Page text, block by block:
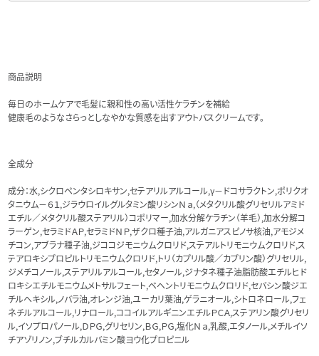
商品説明
毎日のホームケアで毛髪に親和性の高い活性ケラチンを補給
健康毛のようなさらっとしなやかな質感を出すアウトバスクリームです。
全成分
成分：水,シクロペンタシロキサン,セテアリルアルコール,γ－ドコサラクトン,ポリクオ
タニウム－６１,ジラウロイルグルタミン酸リシンＮａ,（メタクリル酸グリセリルアミド
エチル／メタクリル酸ステアリル）コポリマー,加水分解ケラチン（羊毛）,加水分解コ
ラーゲン,セラミドＡＰ,セラミドＮＰ,ザクロ種子油,アルガニアスピノサ核油,アモジメ
チコン,アブラナ種子油,ジココジモニウムクロリド,ステアルトリモニウムクロリド,ス
テアロキシプロピルトリモニウムクロリド,トリ（カプリル酸／カプリン酸）グリセリル,
ジメチコノール,ステアリルアルコール,セタノール,ジナタネ種子油脂肪酸エチルヒド
ロキシエチルモニウムメトサルフェート,ベヘントリモニウムクロリド,セバシン酸ジエ
チルヘキシル,ノバラ油,オレンジ油,ユーカリ葉油,ゲラニオール,シトロネロール,フェ
ネチルアルコール,リナロール,ココイルアルギニンエチルＰＣＡ,ステアリン酸グリセリ
ル,イソプロパノール,ＤＰＧ,グリセリン,ＢＧ,ＰＧ,塩化Ｎａ,乳酸,エタノール,メチルイソ
チアゾリノン,ブチルカルバミン酸ヨウ化プロピニル